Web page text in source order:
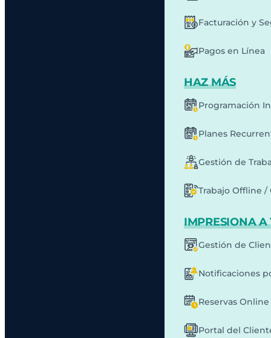
Facturación y
Pagos en Línea
HAZ MÁS
Programación
Planes
Gestión de
Trabajo Offline /
IMPRESIONA A
Gestión de
Notificaciones
Reservas Online
Portal del